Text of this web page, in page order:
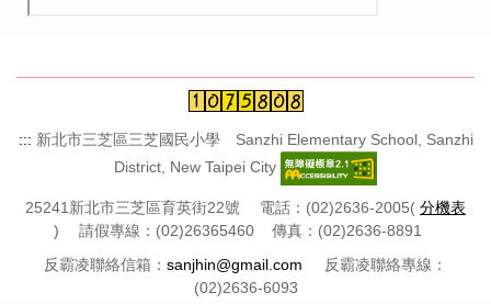
::: 新北市三芝區三芝國民小學 Sanzhi Elementary School, Sanzhi
District, New Taipei City
25241新北市三芝區育英街22號 電話：(02)2636-2005( 分機表
) 請假專線：(02)26365460 傳真：(02)2636-8891
反霸凌聯絡信箱： sanjhin@gmail.com 反霸凌聯絡專線：
(02)2636-6093